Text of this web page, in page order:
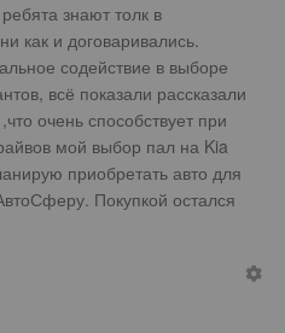
знают толк в
как и договаривались.
содействие в выборе
всё показали рассказали
очень способствует при
мой выбор пал на Kia
приобретать авто для
Покупкой остался